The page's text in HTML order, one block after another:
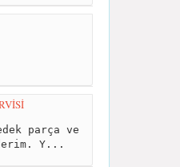
parça ve
Y...